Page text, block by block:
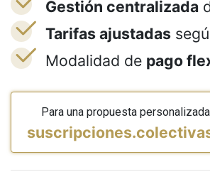
Gestión centralizada
Tarifas ajustadas
Modalidad de pago
Para una propuesta